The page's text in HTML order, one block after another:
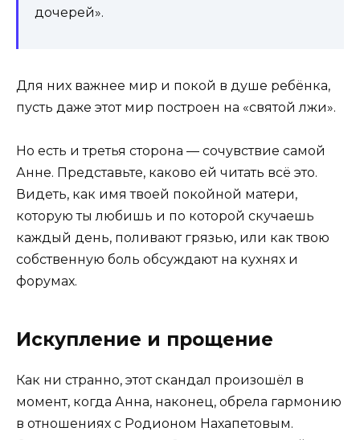
дочерей».
Для них важнее мир и покой в душе ребёнка,
пусть даже этот мир построен на «святой лжи».
Но есть и третья сторона — сочувствие самой
Анне. Представьте, каково ей читать всё это.
Видеть, как имя твоей покойной матери,
которую ты любишь и по которой скучаешь
каждый день, поливают грязью, или как твою
собственную боль обсуждают на кухнях и
форумах.
Искупление и прощение
Как ни странно, этот скандал произошёл в
момент, когда Анна, наконец, обрела гармонию
в отношениях с Родионом Нахапетовым.